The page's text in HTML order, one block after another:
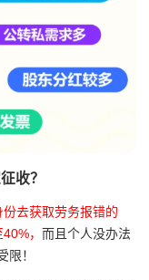
收？
去获取劳务报错的
， 而且个人没办法
！